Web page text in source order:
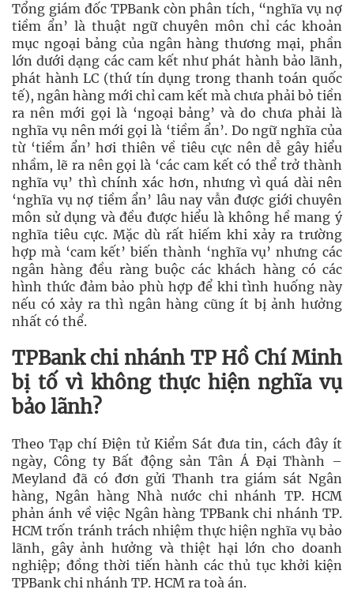
Tổng giám đốc TPBank còn phân tích, “nghĩa vụ nợ
tiềm ẩn’ là thuật ngữ chuyên môn chỉ các khoản
mục ngoại bảng của ngân hàng thương mại, phần
lớn dưới dạng các cam kết như phát hành bảo lãnh,
phát hành LC (thứ tín dụng trong thanh toán quốc
tế), ngân hàng mới chỉ cam kết mà chưa phải bỏ tiền
ra nên mới gọi là ‘ngoại bảng’ và do chưa phải là
nghĩa vụ nên mới gọi là ‘tiềm ẩn’. Do ngữ nghĩa của
từ ‘tiềm ẩn’ hơi thiên về tiêu cực nên dễ gây hiểu
nhầm, lẽ ra nên gọi là ‘các cam kết có thể trở thành
nghĩa vụ’ thì chính xác hơn, nhưng vì quá dài nên
‘nghĩa vụ nợ tiềm ẩn’ lâu nay vẫn được giới chuyên
môn sử dụng và đều được hiểu là không hề mang ý
nghĩa tiêu cực. Mặc dù rất hiếm khi xảy ra trường
hợp mà ‘cam kết’ biến thành ‘nghĩa vụ’ nhưng các
ngân hàng đều ràng buộc các khách hàng có các
hình thức đảm bảo phù hợp để khi tình huống này
nếu có xảy ra thì ngân hàng cũng ít bị ảnh hưởng
nhất có thể.
TPBank chi nhánh TP Hồ Chí Minh
bị tố vì không thực hiện nghĩa vụ
bảo lãnh?
Theo Tạp chí Điện tử Kiểm Sát đưa tin, cách đây ít
ngày, Công ty Bất động sản Tân Á Đại Thành –
Meyland đã có đơn gửi Thanh tra giám sát Ngân
hàng, Ngân hàng Nhà nước chi nhánh TP. HCM
phản ánh về việc Ngân hàng TPBank chi nhánh TP.
HCM trốn tránh trách nhiệm thực hiện nghĩa vụ bảo
lãnh, gây ảnh hưởng và thiệt hại lớn cho doanh
nghiệp; đồng thời tiến hành các thủ tục khởi kiện
TPBank chi nhánh TP. HCM ra toà án.